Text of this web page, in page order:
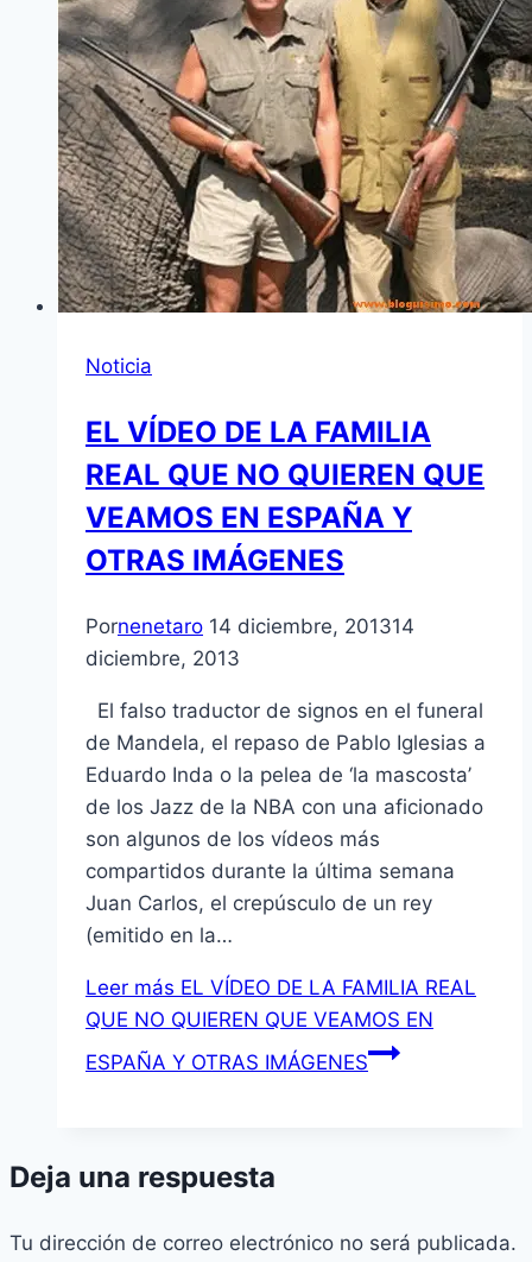
Noticia
EL VÍDEO DE LA FAMILIA
REAL QUE NO QUIEREN QUE
VEAMOS EN ESPAÑA Y
OTRAS IMÁGENES
Pornenetaro 14 diciembre, 201314
diciembre, 2013
El falso traductor de signos en el funeral
de Mandela, el repaso de Pablo Iglesias a
Eduardo Inda o la pelea de ‘la mascosta’
de los Jazz de la NBA con una aficionado
son algunos de los vídeos más
compartidos durante la última semana
Juan Carlos, el crepúsculo de un rey
(emitido en la…
Leer más EL VÍDEO DE LA FAMILIA REAL
QUE NO QUIEREN QUE VEAMOS EN
ESPAÑA Y OTRAS IMÁGENES
Deja una respuesta
Tu dirección de correo electrónico no será publicada.